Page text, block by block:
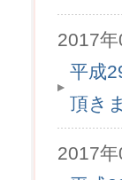
2017年
平成
頂き
2017年